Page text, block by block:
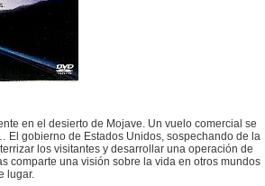
en el desierto de Mojave. Un vuelo comercial se
gobierno de Estados Unidos, sospechando de la
los visitantes y desarrollar una operación de
comparte una visión sobre la vida en otros mundos
lugar.